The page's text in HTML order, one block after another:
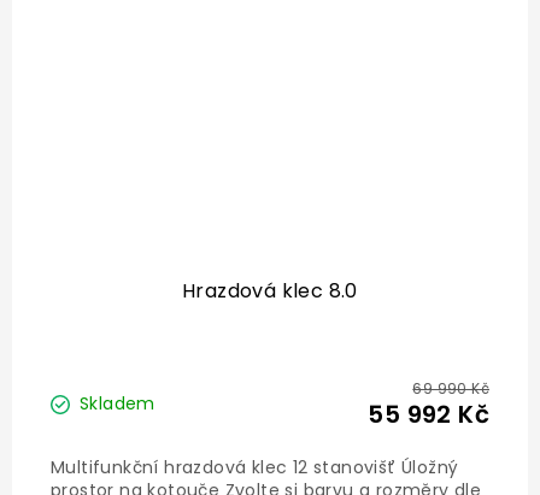
Hrazdová klec 8.0
Skladem
69 990 Kč
55 992 Kč
Multifunkční hrazdová klec 12 stanovišť Úložný
prostor na kotouče Zvolte si barvu a rozměry dle